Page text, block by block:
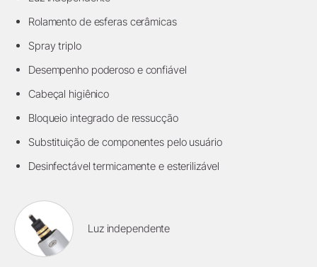
Rolamento de esferas cerâmicas
Spray triplo
Desempenho poderoso e confiável
Cabeçal higiênico
Bloqueio integrado de ressucção
Substituição de componentes pelo usuário
Desinfectável termicamente e esterilizável
Luz independente